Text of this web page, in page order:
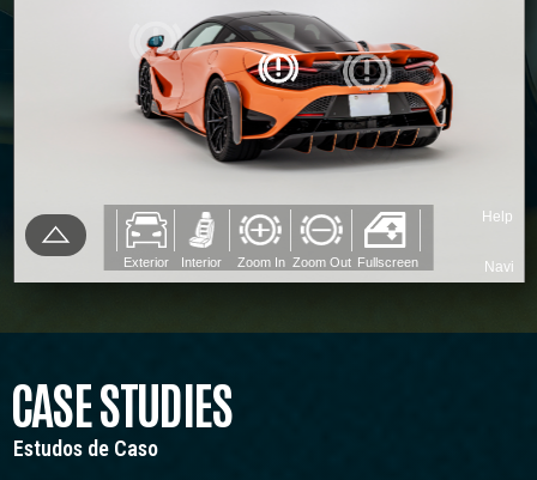
CASE STUDIES
Estudos de Caso